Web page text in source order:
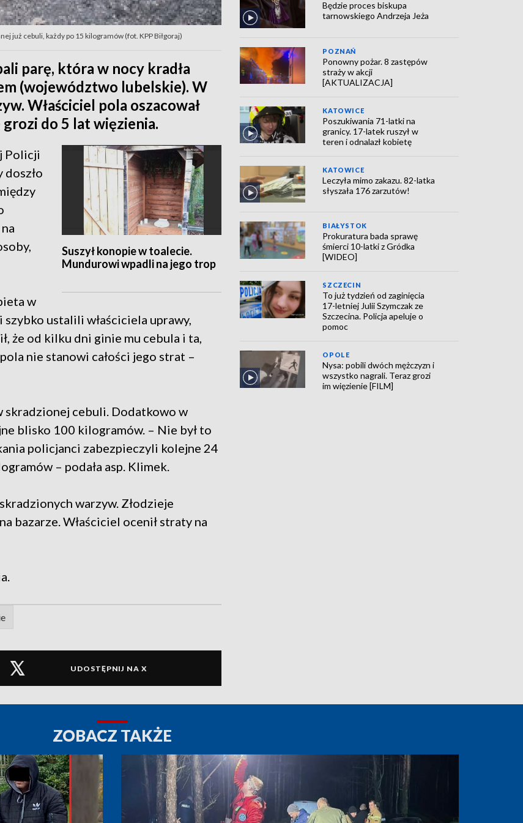
już cebuli, każdy po 15 kilogramów (fot. KPP Biłgoraj)
parę, która w nocy kradła
(województwo lubelskie). W
Właściciel pola oszacował
do 5 lat więzienia.
Suszył konopie w toalecie.
Mundurowi wpadli na jego trop
Policji
doszło
w
ustalili właściciela uprawy,
że od kilku dni ginie mu cebula i ta,
nie stanowi całości jego strat –
skradzionej cebuli. Dodatkowo w
blisko 100 kilogramów. – Nie był to
policjanci zabezpieczyli kolejne 24
– podała asp. Klimek.
warzyw. Złodzieje
bazarze. Właściciel ocenił straty na
UDOSTĘPNIJ NA X
Będzie proces biskupa
tarnowskiego Andrzeja Jeża
POZNAŃ
Ponowny pożar. 8 zastępów
straży w akcji
[AKTUALIZACJA]
KATOWICE
Poszukiwania 71-latki na
granicy. 17-latek ruszył w
teren i odnalazł kobietę
KATOWICE
Leczyła mimo zakazu. 82-latka
słyszała 176 zarzutów!
BIAŁYSTOK
Prokuratura bada sprawę
śmierci 10-latki z Gródka
[WIDEO]
SZCZECIN
To już tydzień od zaginięcia
17-letniej Julii Szymczak ze
Szczecina. Policja apeluje o
pomoc
OPOLE
Nysa: pobili dwóch mężczyzn i
wszystko nagrali. Teraz grozi
im więzienie [FILM]
ZOBACZ TAKŻE